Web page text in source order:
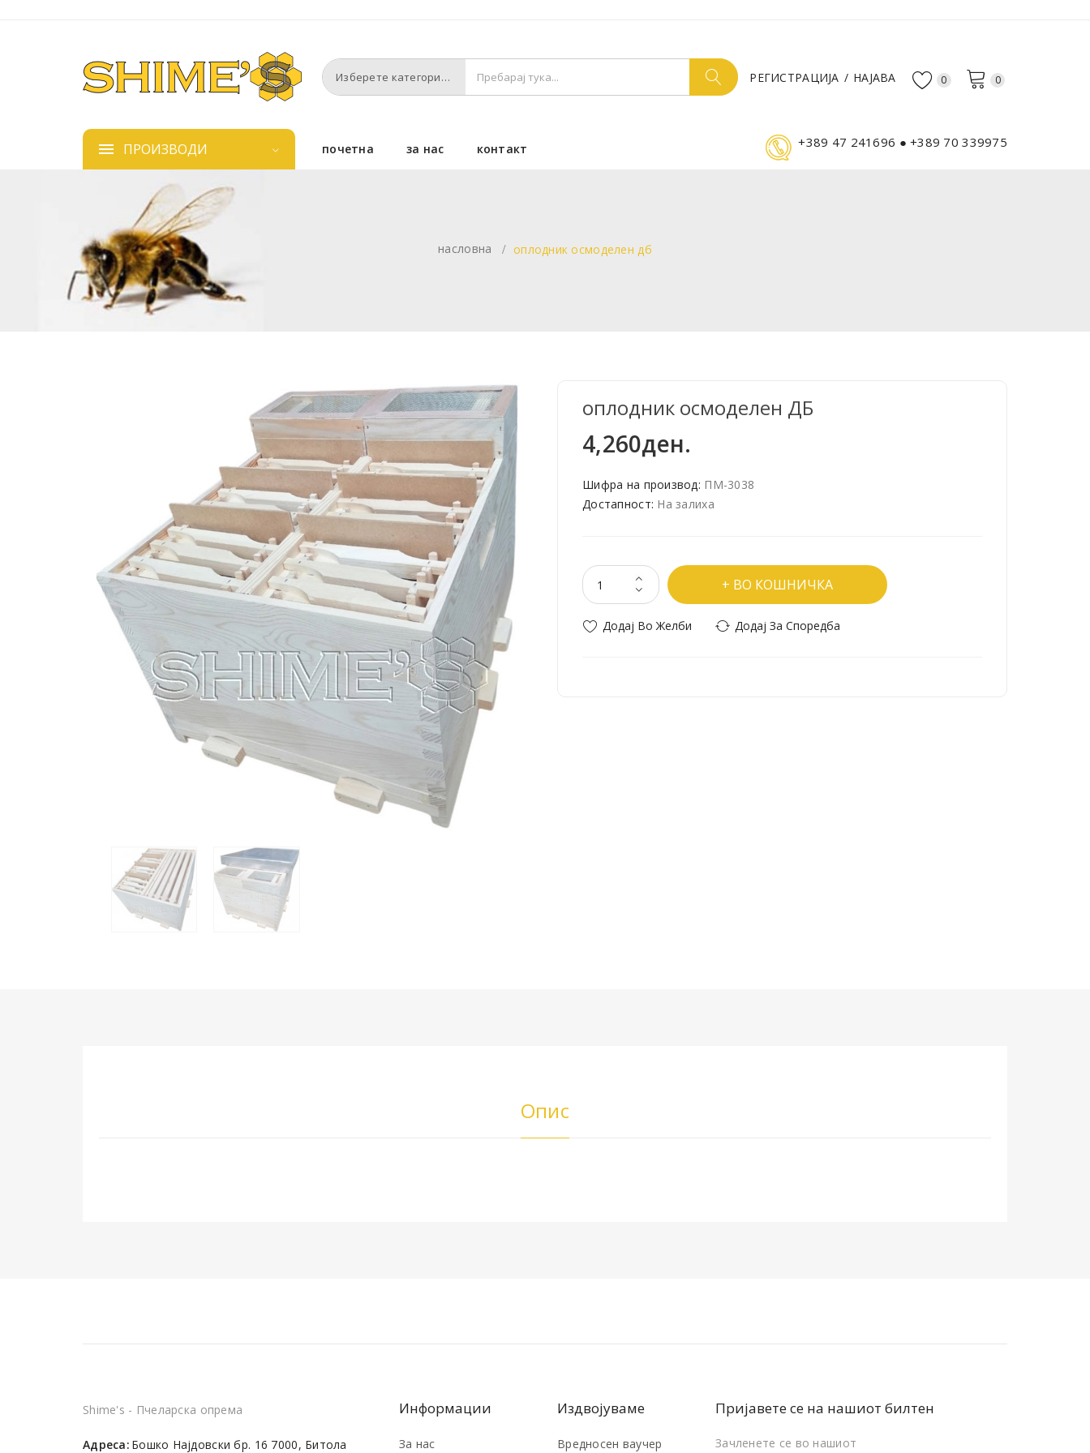
РЕГИСТРАЦИЈА НАЈАВА 0
0
Изберете категории
ПРОИЗВОДИ почетна за нас контакт +389 47 241696 ● +389 70 339975
насловна оплодник осмоделен дб
оплодник осмоделен ДБ
4,260ден.
Шифра на производ: ПМ-3038
Достапност: На залиха
ВО КОШНИЧКА
Додај Во Желби Додај За Споредба
Опис
Shime's - Пчеларска опрема
Адреса: Бошко Најдовски бр. 16 7000, Битола
Информации
За нас
Издвојуваме
Вредносен ваучер
Пријавете се на нашиот билтен
Зачленете се во нашиот